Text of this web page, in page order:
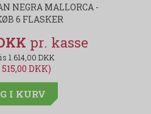
NEGRA MALLORCA -
6 FLASKER
1.614,00 DKK
DKK)
I KURV